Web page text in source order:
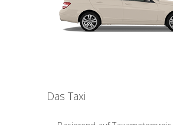
Das Taxi